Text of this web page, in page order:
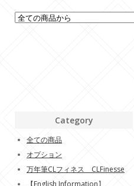
Category
全ての商品
オプション
万年筆CLフィネス CLFinesse
【English Information】